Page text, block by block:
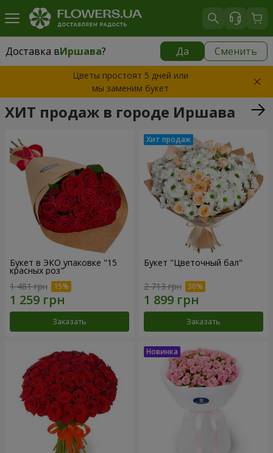
Доставка вИршава? Да Сменить
Доставка вИршава|
Цветы простоят 5 дней или
мы заменим букет
ХИТ продаж в городе Иршава
Букет в ЭКО упаковке "15
красных роз"
1 481 грн
Заказать
Букет "Цветочный бал"
2 713 грн
Заказать